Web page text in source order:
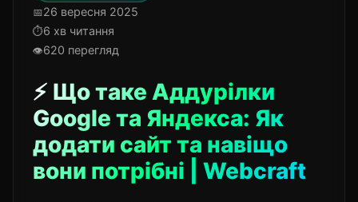
26 вересня 2025
6 хв читання
620 перегляд
⚡ Що таке Аддурілки
Google та Яндекса: Як
додати сайт та навіщо
вони потрібні | Webcraft